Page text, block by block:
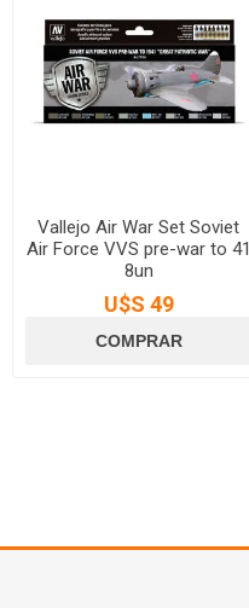
Vallejo Air War Set Soviet
Air Force VVS pre-war to 41
8un
U$S 49